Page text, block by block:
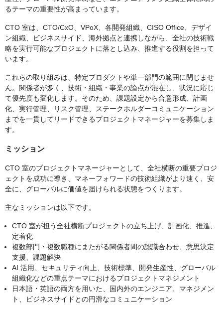
るテーマの重要性が高まっています。
CTO 室は、CTO/CxO、VPoX、各開発組織、CISO Office、デザイ
ン組織、ビジネスサイド、海外拠点と連携しながら、全社の技術戦
略を実行可能なプロジェクトに落とし込み、推進する役割を担って
います。
これらの取り組みは、特定プロダクトや単一部門の範囲に閉じませ
ん。関係者が多く、技術・組織・事業の論点が混在し、状況に応じ
て優先度も変化します。そのため、課題設定から合意形成、計画
化、実行管理、リスク管理、ステークホルダーコミュニケーション
までを一貫してリードできるプロジェクトマネージャーを募集しま
す。
ミッション
CTO 室のプロジェクトマネージャーとして、全社横断の重要プロジ
ェクトを成功に導き、マネーフォワードの技術組織がより速く、安
全に、グローバルに価値を届けられる状態をつくります。
主なミッションは以下です。
CTO 室が担う全社横断プロジェクトの立ち上げ、計画化、推進、
定着化
複数部門・複数職種にまたがる関係者間の認識合わせ、意思決定
支援、課題解決
AI 活用、セキュリティ向上、技術標準、開発生産性、グローバル
組織化などの重点テーマにおけるプロジェクトマネジメント
日本語・英語の両方を用いた、国内外のエンジニア、マネジメン
ト、ビジネスサイドとの円滑なコミュニケーション